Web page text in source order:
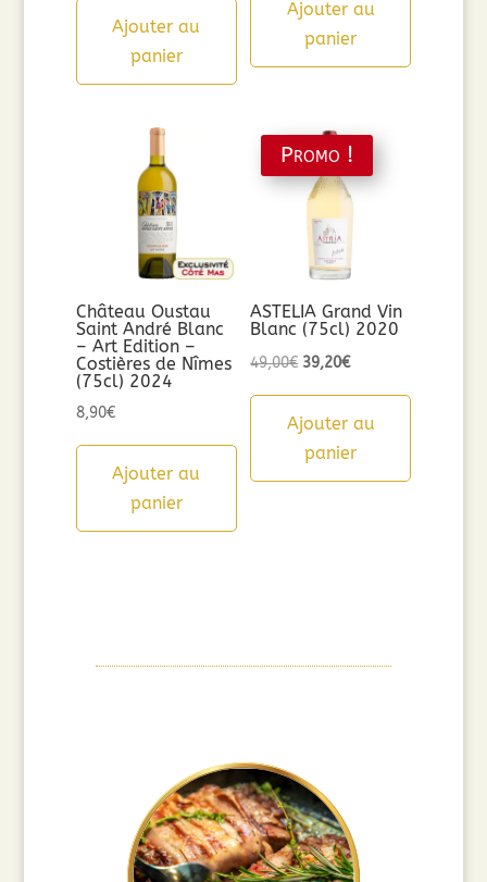
Ajouter au
panier
Ajouter au
panier
Château Oustau
Saint André Blanc
– Art Edition –
Costières de Nîmes
(75cl) 2024
8,90€
Ajouter au
panier
Promo !
ASTELIA Grand Vin
Blanc (75cl) 2020
49,00€ Le
initial
était :
39,20€Le
actuel
est :
Ajouter au
panier